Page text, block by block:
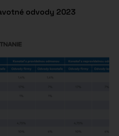
odvody 2023